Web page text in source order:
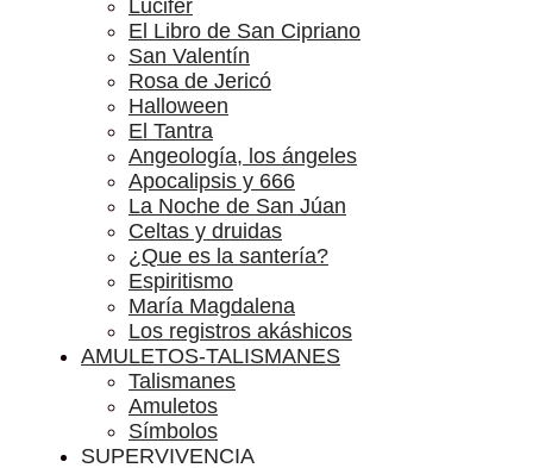
Lucifer
El Libro de San Cipriano
San Valentín
Rosa de Jericó
Halloween
El Tantra
Angeología, los ángeles
Apocalipsis y 666
La Noche de San Júan
Celtas y druidas
¿Que es la santería?
Espiritismo
María Magdalena
Los registros akáshicos
AMULETOS-TALISMANES
Talismanes
Amuletos
Símbolos
SUPERVIVENCIA